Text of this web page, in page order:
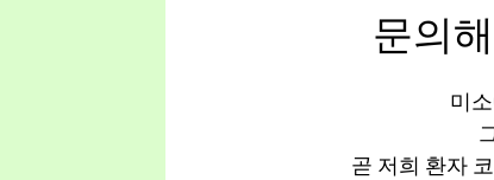
문의
미
곧 저희 환자